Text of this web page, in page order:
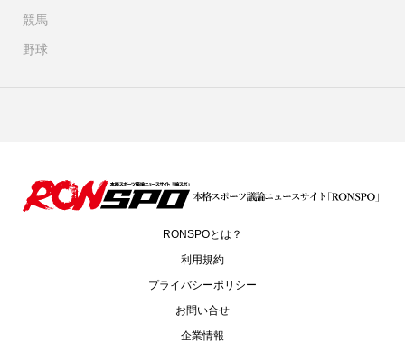
競馬
野球
RONSPOとは？
利用規約
プライバシーポリシー
お問い合せ
企業情報